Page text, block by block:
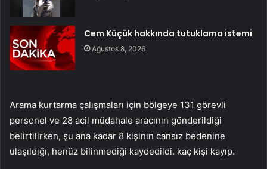
Cem Küçük hakkında tutuklama istemi
Ağustos 8, 2026
Arama kurtarma çalışmaları için bölgeye 131 görevli
personel ve 28 acil müdahale aracının gönderildiği
belirtilirken, şu ana kadar 8 kişinin cansız bedenine
ulaşıldığı, henüz bilinmediği kaydedildi. kaç kişi kayıp.